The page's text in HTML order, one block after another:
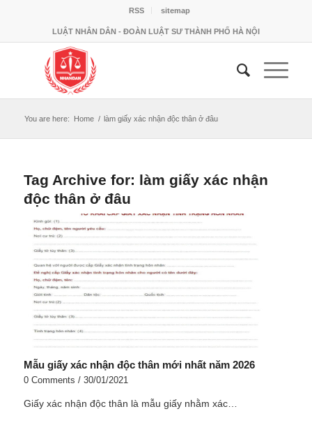
RSS sitemap
LUẬT NHÂN DÂN - ĐOÀN LUẬT SƯ THÀNH PHỐ HÀ NỘI
You are here: Home / làm giấy xác nhận độc thân ở đâu
Tag Archive for: làm giấy xác nhận
độc thân ở đâu
Mẫu giấy xác nhận độc thân mới nhất năm 2026
0 Comments / 30/01/2021
Giấy xác nhận độc thân là mẫu giấy nhằm xác…